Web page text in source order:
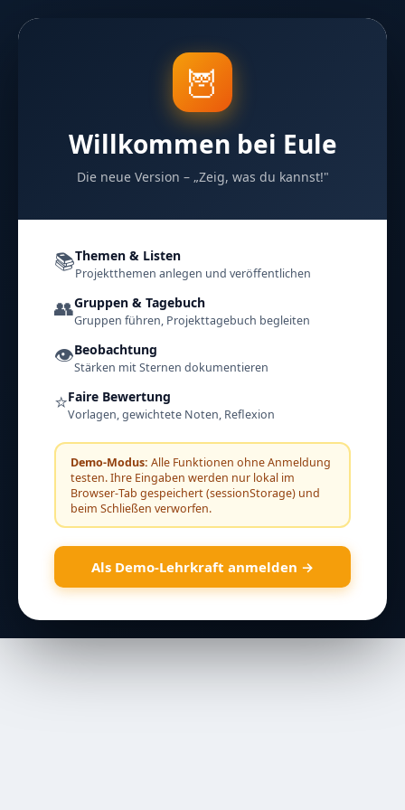
🦉
Willkommen bei Eule
Die neue Version – „Zeig, was du kannst!"
📚Themen & Listen
Projektthemen anlegen und veröffentlichen
👥Gruppen & Tagebuch
Gruppen führen, Projekttagebuch begleiten
👁️Beobachtung
Stärken mit Sternen dokumentieren
⭐Faire Bewertung
Vorlagen, gewichtete Noten, Reflexion
Demo-Modus: Alle Funktionen ohne Anmeldung
testen. Ihre Eingaben werden nur lokal im
Browser-Tab gespeichert (sessionStorage) und
beim Schließen verworfen.
Als Demo-Lehrkraft anmelden →